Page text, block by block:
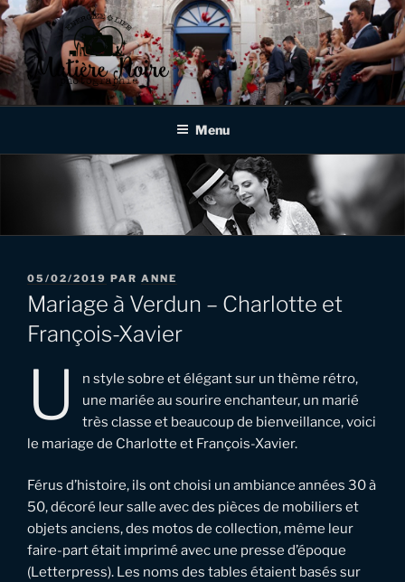
Aller
au
contenu
principal
MATIÈRE NOIRE
PHOTOGRAPHIE
Photographe de mariages et d'événementiels à Verdun, en Meuse,
Menu
PUBLIÉ
LE
05/02/2019 PAR ANNE
Mariage à Verdun – Charlotte et
François-Xavier
U
n style sobre et élégant sur un thème rétro,
une mariée au sourire enchanteur, un marié
très classe et beaucoup de bienveillance, voici
le mariage de Charlotte et François-Xavier.
Férus d’histoire, ils ont choisi un ambiance années 30 à
50, décoré leur salle avec des pièces de mobiliers et
objets anciens, des motos de collection, même leur
faire-part était imprimé avec une presse d’époque
(Letterpress). Les noms des tables étaient basés sur